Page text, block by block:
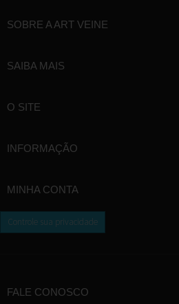
SOBRE A ART VEINE
SAIBA MAIS
O SITE
INFORMAÇÃO
MINHA CONTA
Controle sua privacidade
FALE CONOSCO